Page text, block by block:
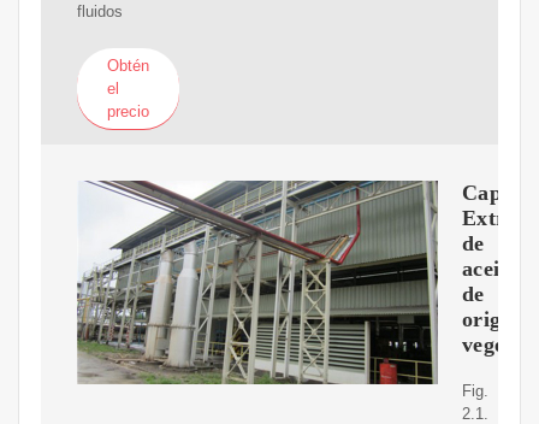
fluidos
Obtén
el
precio
Cap.2
de
aceite
de
origen
vegetal
Fig.
2.1.